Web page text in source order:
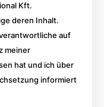
Kft.
deren Inhalt.
auf
meiner
hat und ich über
informiert